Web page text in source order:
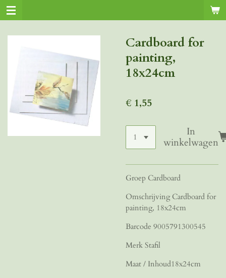
Ga
direct
Cardboard for
painting,
18x24cm
€ 1,55
In
winkelwagen
Groep Cardboard
Omschrijving Cardboard for
painting, 18x24cm
Barcode 9005791300545
Merk Stafil
Maat / Inhoud18x24cm